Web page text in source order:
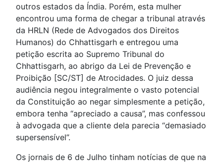
outros estados da Índia. Porém, esta mulher
encontrou uma forma de chegar a tribunal através
da HRLN (Rede de Advogados dos Direitos
Humanos) do Chhattisgarh e entregou uma
petição escrita ao Supremo Tribunal do
Chhattisgarh, ao abrigo da Lei de Prevenção e
Proibição [SC/ST] de Atrocidades. O juiz dessa
audiência negou integralmente o vasto potencial
da Constituição ao negar simplesmente a petição,
embora tenha “apreciado a causa”, mas confessou
à advogada que a cliente dela parecia “demasiado
supersensível”.
Os jornais de 6 de Julho tinham notícias de que na